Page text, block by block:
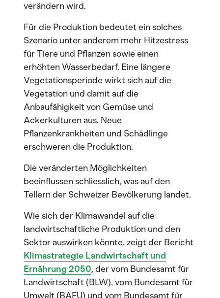
verändern wird.
Für die Produktion bedeutet ein solches
Szenario unter anderem mehr Hitzestress
für Tiere und Pflanzen sowie einen
erhöhten Wasserbedarf. Eine längere
Vegetationsperiode wirkt sich auf die
Vegetation und damit auf die
Anbaufähigkeit von Gemüse und
Ackerkulturen aus. Neue
Pflanzenkrankheiten und Schädlinge
erschweren die Produktion.
Die veränderten Möglichkeiten
beeinflussen schliesslich, was auf den
Tellern der Schweizer Bevölkerung landet.
Wie sich der Klimawandel auf die
landwirtschaftliche Produktion und den
Sektor auswirken könnte, zeigt der Bericht
Klimastrategie Landwirtschaft und
Ernährung 2050, der vom Bundesamt für
Landwirtschaft (BLW), vom Bundesamt für
Umwelt (BAFU) und vom Bundesamt für